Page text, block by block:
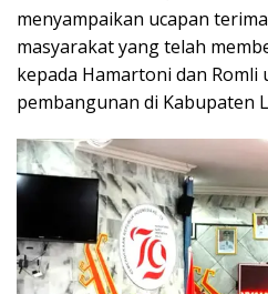
menyampaikan ucapan
masyarakat yang telah
kepada Hamartoni dan
pembangunan di Kabupaten